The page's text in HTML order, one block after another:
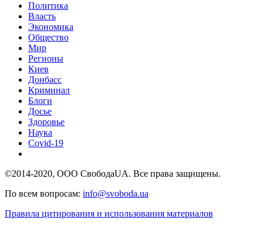
Политика
Власть
Экономика
Общество
Мир
Регионы
Киев
Донбасс
Криминал
Блоги
Досье
Здоровье
Наука
Covid-19
©2014-2020, ООО СвободаUA. Все права защищены.
По всем вопросам: info@svoboda.ua
Правила цитирования и использования материалов